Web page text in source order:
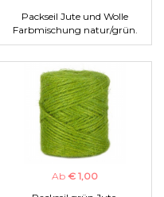
Packseil Jute und Wolle
Farbmischung natur/grün.
Ab € 1,00